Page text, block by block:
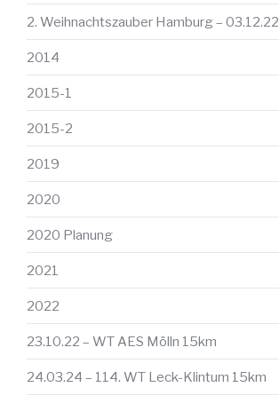
2. Weihnachtszauber Hamburg – 03.12.22
2014
2015-1
2015-2
2019
2020
2020 Planung
2021
2022
23.10.22 – WT AES Mölln 15km
24.03.24 – 114. WT Leck-Klintum 15km